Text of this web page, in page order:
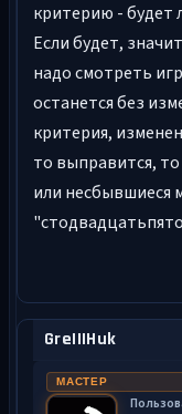
критерию - будет
Если будет,
надо смотреть
останется без
критерия,
то выправится,
или несбывшиеся
GreIIIHuk
МАСТЕР